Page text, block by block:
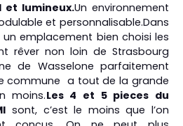
et lumineux.Un environnement
et personnalisable.Dans
emplacement bien choisi les
rêver non loin de Strasbourg
de Wasselone parfaitement
commune a tout de la grande
moins.Les 4 et 5 pieces du
sont, c’est le moins que l’on